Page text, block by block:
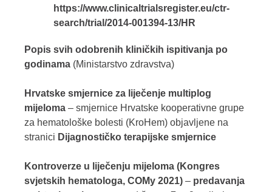
https://www.clinicaltrialsregister.eu/ctr-
search/trial/2014-001394-13/HR
Popis svih odobrenih kliničkih ispitivanja po
godinama (Ministarstvo zdravstva)
Hrvatske smjernice za liječenje multiplog
mijeloma – smjernice Hrvatske kooperativne grupe
za hematološke bolesti (KroHem) objavljene na
stranici Dijagnostičko terapijske smjernice
Kontroverze u liječenju mijeloma (Kongres
svjetskih hematologa, COMy 2021) – predavanja